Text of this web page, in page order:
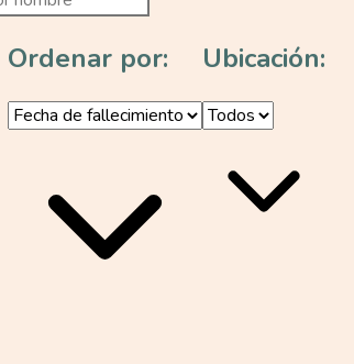
Ordenar por: Ubicación: